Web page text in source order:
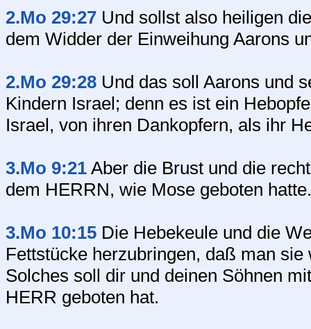
2.Mo 29:27 Und sollst also heiligen
dem Widder der Einweihung Aarons
2.Mo 29:28 Und das soll Aarons und
Kindern Israel; denn es ist ein
Israel, von ihren Dankopfern, als ihr
3.Mo 9:21 Aber die Brust und die
dem HERRN, wie Mose geboten hatte.
3.Mo 10:15 Die Hebekeule und die
Fettstücke herzubringen, daß man
Solches soll dir und deinen Söhnen
HERR geboten hat.